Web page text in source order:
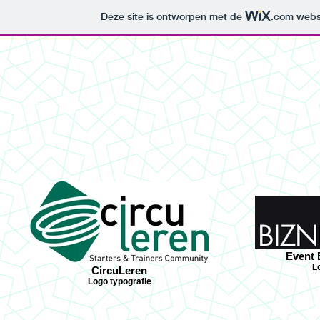
Deze site is ontworpen met de .com
Joyce A. Brouwer
CircuLeren
Logo typografie
Event